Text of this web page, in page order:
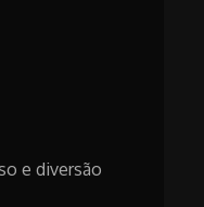
e diversão